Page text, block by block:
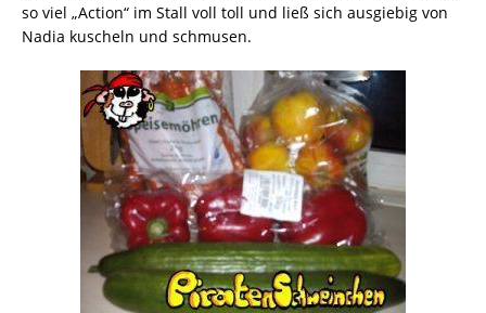
so viel „Action“ im Stall voll toll und ließ sich ausgiebig von
Nadia kuscheln und schmusen.